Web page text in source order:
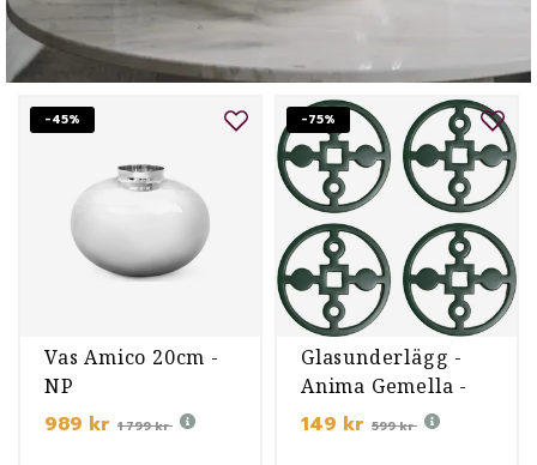
-45%
Vas Amico 20cm -
NP
989 kr 1 799 kr
-75%
Glasunderlägg -
Anima Gemella -
Grön
149 kr 599 kr